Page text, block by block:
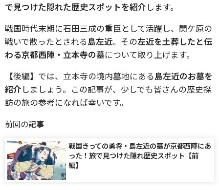
で見つけた隠れた歴史スポットを紹介 します。
戦国時代末期に石田三成の重臣として活躍し、関ケ原の
戦いで散ったとされる島左近。その左近を土葬したと伝
わる京都西陣・立本寺の墓について取り上げます。
【後編】では、立本寺の境内墓地にある島左近のお墓を
紹介 しましょう。この記事が、少しでも皆さんの歴史探
訪の旅の参考になれば幸いです。
前回の記事
戦国きっての勇将・島左近の墓が京都西陣にあ
った！旅で見つけた隠れ歴史スポット【前
編】